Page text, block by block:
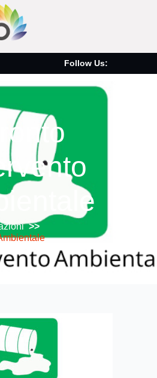
Follow Us:
>>